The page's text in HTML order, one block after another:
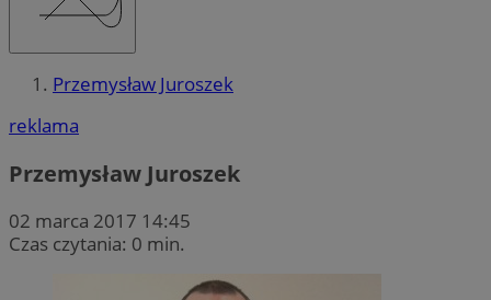
Przemysław Juroszek
reklama
Przemysław Juroszek
02 marca 2017 14:45
Czas czytania: 0 min.